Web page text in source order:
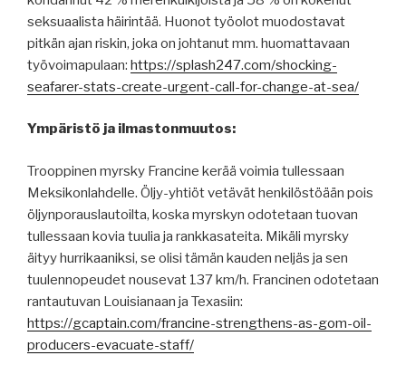
seksuaalista häirintää. Huonot työolot muodostavat
pitkän ajan riskin, joka on johtanut mm. huomattavaan
työvoimapulaan: https://splash247.com/shocking-
seafarer-stats-create-urgent-call-for-change-at-sea/
Ympäristö ja ilmastonmuutos:
Trooppinen myrsky Francine kerää voimia tullessaan
Meksikonlahdelle. Öljy-yhtiöt vetävät henkilöstöään pois
öljynporauslautoilta, koska myrskyn odotetaan tuovan
tullessaan kovia tuulia ja rankkasateita. Mikäli myrsky
äityy hurrikaaniksi, se olisi tämän kauden neljäs ja sen
tuulennopeudet nousevat 137 km/h. Francinen odotetaan
rantautuvan Louisianaan ja Texasiin:
https://gcaptain.com/francine-strengthens-as-gom-oil-
producers-evacuate-staff/